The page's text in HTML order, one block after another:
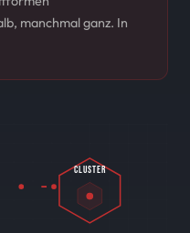
manchmal ganz. In
CLUSTER